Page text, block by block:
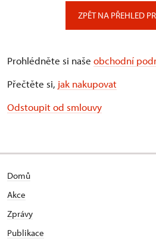
ZPĚT NA PŘEHLED
Prohlédněte si naše obchodní
Přečtěte si, jak nakupovat
Odstoupit od smlouvy
Domů
Akce
Zprávy
Publikace